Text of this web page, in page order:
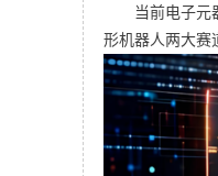
当前电子元
形机器人两大赛